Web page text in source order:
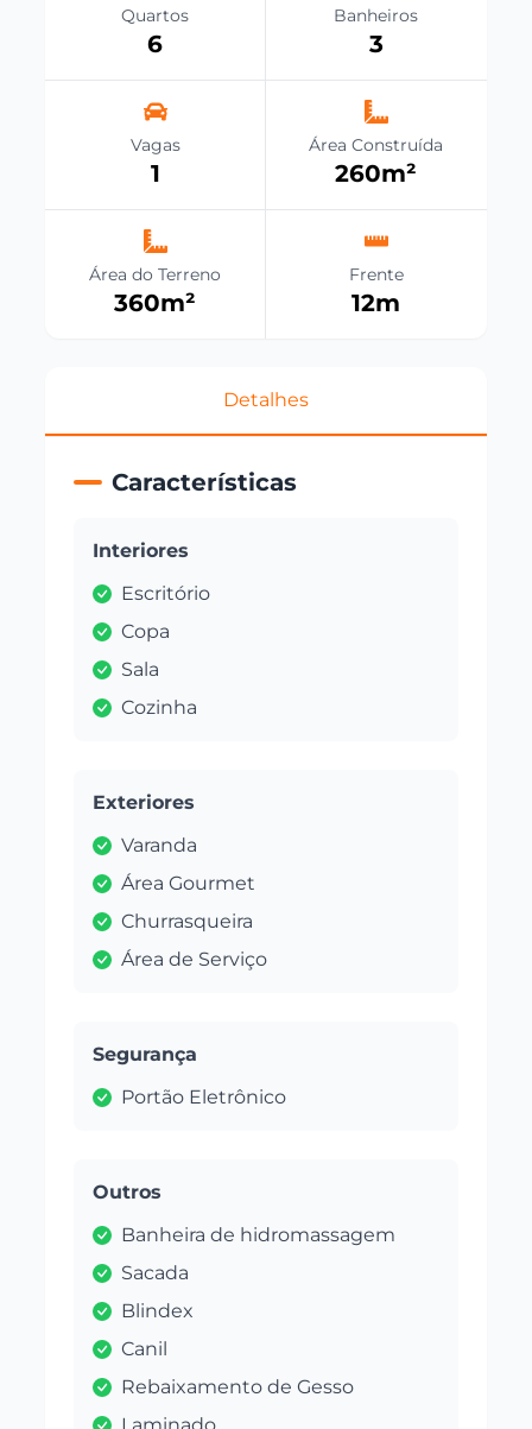
Quartos
6
Banheiros
3
Vagas
1
Área Construída
260m²
Área do Terreno
360m²
Frente
12m
Detalhes
Características
Interiores
Escritório
Copa
Sala
Cozinha
Exteriores
Varanda
Área Gourmet
Churrasqueira
Área de Serviço
Segurança
Portão Eletrônico
Outros
Banheira de hidromassagem
Sacada
Blindex
Canil
Rebaixamento de Gesso